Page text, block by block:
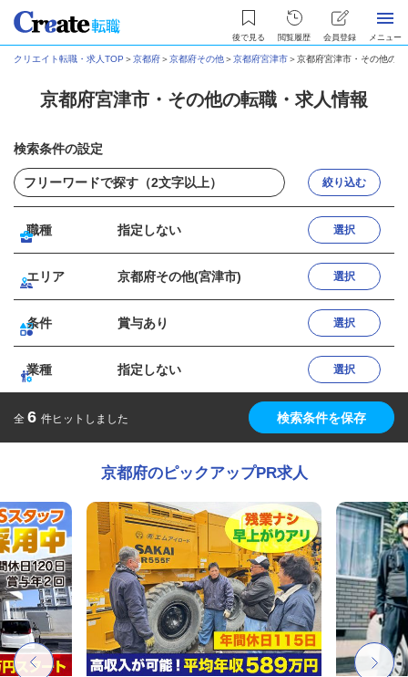
後で見る 閲覧履歴 会員登録 メニュー
クリエイト転職・求人TOP ＞京都府＞京都府その他＞京都府宮津市＞京都府宮津市・その他の
京都府宮津市・その他の転職・求人情報
検索条件の設定
絞り込む
職種 指定しない 選択
エリア 京都府その他(宮津市) 選択
条件 賞与あり 選択
業種 指定しない 選択
全 6 件ヒットしました 検索条件を保存
京都府のピックアップPR求人